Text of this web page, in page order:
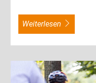
weiterlesen